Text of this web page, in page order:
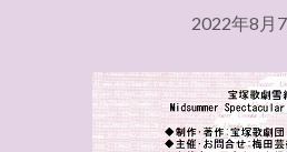
2022年8月